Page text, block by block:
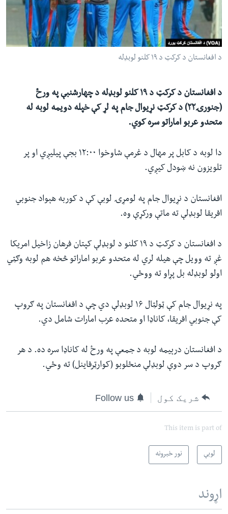
لټون
ځای
له مونږ سره په تماس کې پاتې شئ
د افغانستان د کرکټ د ۱۹ کلنو لوبډله
د افغانستان د کرکټ د ۱۹ کلنو لوبډله د چهارشنبې په ورځ
(جنورۍ۲۲) د کرکټ نړیوال جام په لړ کې خپله دویمه لوبه له
متحدو عربو اماراتو سره کوي.
دا لوبه د کابل پر مهال د غرمې شاوخوا ۱۲:۰۰ بجې پیلیږي او پر
تلویزون نه ښودل کیږي.
افغانستان د نړیوال جام په لومړۍ لوبې کې د کوربه هېواد جنوبي
افریقا لوبډلې ته ماتې ورکړې وه.
د افغانستان د کرکټ د ۱۹ کلنو د لوبډلې کپتان فرهان زاخیل امریکا
غږ ته وویل چې هیله لري له متحدو عربو اماراتو څخه هم لوبه وګټي
اولو لوبډله بل پړاو ته ووځي.
په نړیوال جام کې ټولټال ۱۶ لوبډلې دي چې د افغانستان په ګروپ
کې جنوبي افریقا، کاناډا او متحده عرب امارات شامل دي.
د افغانستان درېیمه لوبه د جمعې په ورځ له کاناډا سره ده. د هر
ګروپ د سر دوې لوبډلې منځلوبو (کوارټرفاینل) ته وځي.
شریک کول Follow us
This item is part of
لوبې نور خبرونه
اړوند